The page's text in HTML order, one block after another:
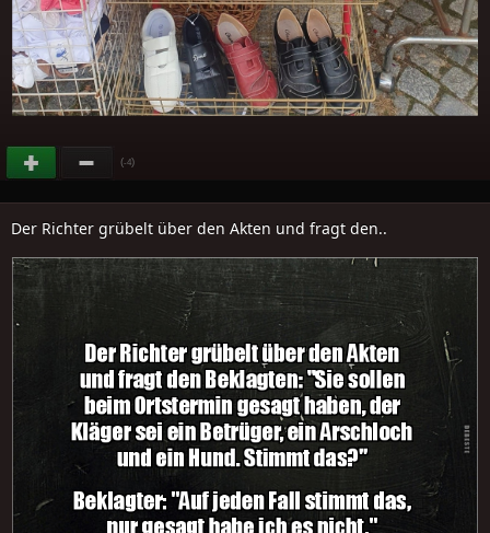
(-4)
Der Richter grübelt über den Akten und fragt den..